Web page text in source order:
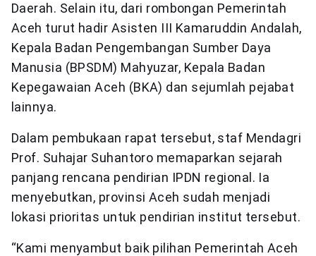
Daerah. Selain itu, dari rombongan Pemerintah
Aceh turut hadir Asisten III Kamaruddin Andalah,
Kepala Badan Pengembangan Sumber Daya
Manusia (BPSDM) Mahyuzar, Kepala Badan
Kepegawaian Aceh (BKA) dan sejumlah pejabat
lainnya.
Dalam pembukaan rapat tersebut, staf Mendagri
Prof. Suhajar Suhantoro memaparkan sejarah
panjang rencana pendirian IPDN regional. Ia
menyebutkan, provinsi Aceh sudah menjadi
lokasi prioritas untuk pendirian institut tersebut.
“Kami menyambut baik pilihan Pemerintah Aceh